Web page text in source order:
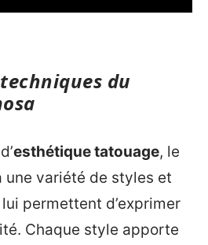
du
esthétique tatouage, le
une variété de styles et
permettent d’exprimer
Chaque style apporte